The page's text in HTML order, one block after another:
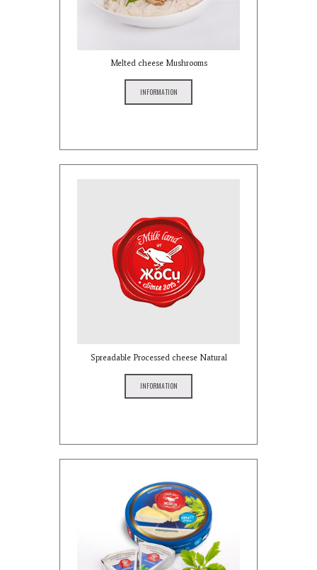
Melted cheese Mushrooms
INFORMATION
Spreadable Processed cheese Natural
INFORMATION